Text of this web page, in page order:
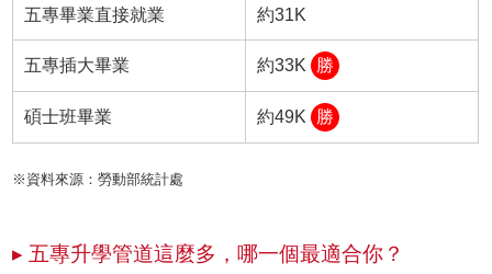
五專畢業直接就業 約31K
五專插大畢業 約33K 勝
碩士班畢業 約49K 勝
※資料來源：勞動部統計處
▸ 五專升學管道這麼多，哪一個最適合你？